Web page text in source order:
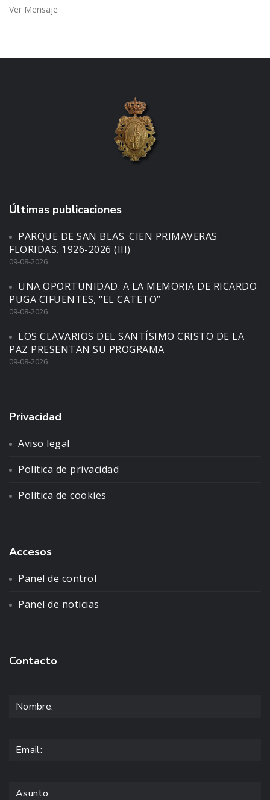
Ver Mensaje
Últimas publicaciones
PARQUE DE SAN BLAS. CIEN PRIMAVERAS
FLORIDAS. 1926-2026 (III)
09-08-2026
UNA OPORTUNIDAD. A LA MEMORIA DE RICARDO
PUGA CIFUENTES, “EL CATETO”
09-08-2026
LOS CLAVARIOS DEL SANTÍSIMO CRISTO DE LA
PAZ PRESENTAN SU PROGRAMA
09-08-2026
Privacidad
Aviso legal
Política de privacidad
Política de cookies
Accesos
Panel de control
Panel de noticias
Contacto